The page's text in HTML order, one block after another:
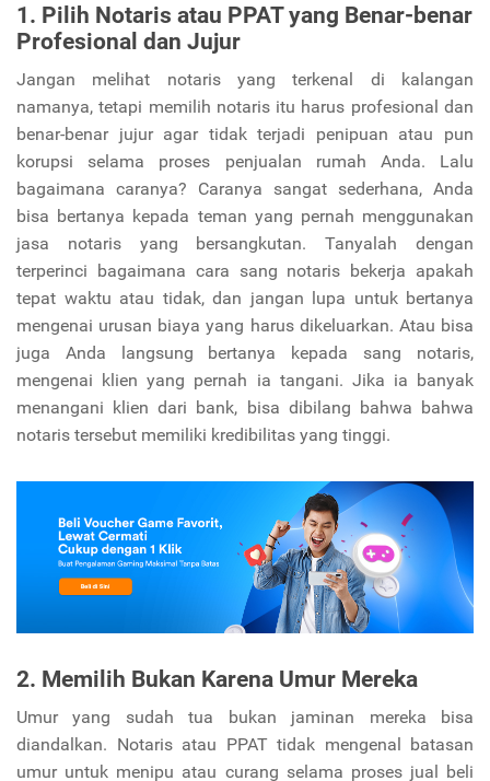
1. Pilih Notaris atau PPAT yang Benar-benar
Profesional dan Jujur
Jangan melihat notaris yang terkenal di kalangan
namanya, tetapi memilih notaris itu harus profesional dan
benar-benar jujur agar tidak terjadi penipuan atau pun
korupsi selama proses penjualan rumah Anda. Lalu
bagaimana caranya? Caranya sangat sederhana, Anda
bisa bertanya kepada teman yang pernah menggunakan
jasa notaris yang bersangkutan. Tanyalah dengan
terperinci bagaimana cara sang notaris bekerja apakah
tepat waktu atau tidak, dan jangan lupa untuk bertanya
mengenai urusan biaya yang harus dikeluarkan. Atau bisa
juga Anda langsung bertanya kepada sang notaris,
mengenai klien yang pernah ia tangani. Jika ia banyak
menangani klien dari bank, bisa dibilang bahwa bahwa
notaris tersebut memiliki kredibilitas yang tinggi.
2. Memilih Bukan Karena Umur Mereka
Umur yang sudah tua bukan jaminan mereka bisa
diandalkan. Notaris atau PPAT tidak mengenal batasan
umur untuk menipu atau curang selama proses jual beli